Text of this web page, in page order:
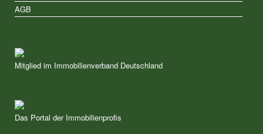
AGB
Mitglied im Immobilienverband Deutschland
Das Portal der Immobilienprofis